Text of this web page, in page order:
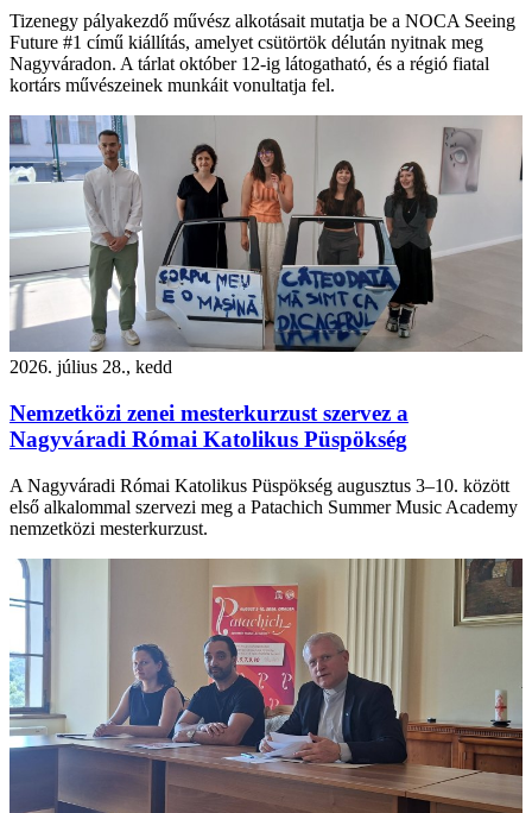
Tizenegy pályakezdő művész alkotásait mutatja be a NOCA Seeing
Future #1 című kiállítás, amelyet csütörtök délután nyitnak meg
Nagyváradon. A tárlat október 12-ig látogatható, és a régió fiatal
kortárs művészeinek munkáit vonultatja fel.
2026. július 28., kedd
Nemzetközi zenei mesterkurzust szervez a
Nagyváradi Római Katolikus Püspökség
A Nagyváradi Római Katolikus Püspökség augusztus 3–10. között
első alkalommal szervezi meg a Patachich Summer Music Academy
nemzetközi mesterkurzust.